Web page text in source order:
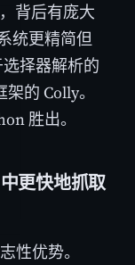
背后有庞大
统更精简但
择器解析的
的 Colly。
胜出。
更快地抓取
性优势。